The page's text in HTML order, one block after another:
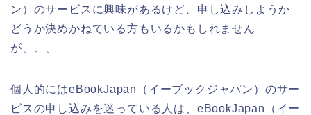
ン）のサービスに興味があるけど、申し込みしようか
どうか決めかねている方もいるかもしれません
が、、、
個人的にはeBookJapan（イーブックジャパン）のサー
ビスの申し込みを迷っている人は、eBookJapan（イー